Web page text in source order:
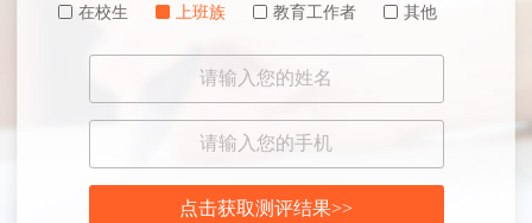
在校生 上班族 教育工作者 其他
点击获取测评结果>>